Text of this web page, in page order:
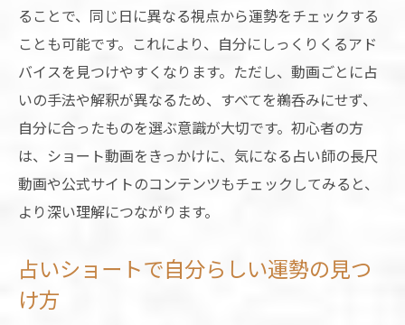
ることで、同じ日に異なる視点から運勢をチェックする
ことも可能です。これにより、自分にしっくりくるアド
バイスを見つけやすくなります。ただし、動画ごとに占
いの手法や解釈が異なるため、すべてを鵜呑みにせず、
自分に合ったものを選ぶ意識が大切です。初心者の方
は、ショート動画をきっかけに、気になる占い師の長尺
動画や公式サイトのコンテンツもチェックしてみると、
より深い理解につながります。
占いショートで自分らしい運勢の見つ
け方